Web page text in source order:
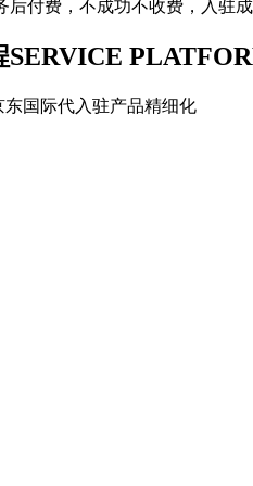
付费，不成功不收费，入驻成
SERVICE
国际代入驻产品精细化